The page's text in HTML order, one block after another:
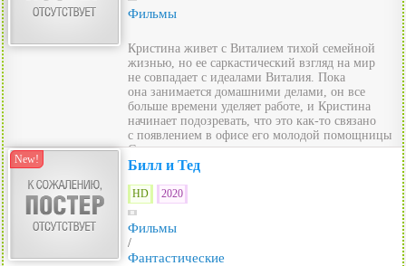
Фильмы
Кристина живет с Виталием тихой семейной
жизнью, но ее саркастический взгляд на мир
не совпадает с идеалами Виталия. Пока
она занимается домашними делами, он все
больше времени уделяет работе, и Кристина
начинает подозревать, что это как-то связано
с появлением в офисе его молодой помощницы
Сони.
New! Билл и Тед
HD 2020
Фильмы
/
Фантастические